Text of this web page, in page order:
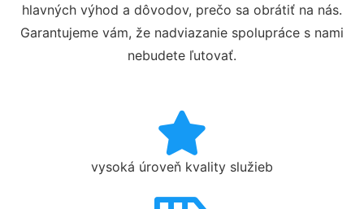
hlavných výhod a dôvodov, prečo sa obrátiť na nás.
Garantujeme vám, že nadviazanie spolupráce s nami
nebudete ľutovať.
vysoká úroveň kvality služieb